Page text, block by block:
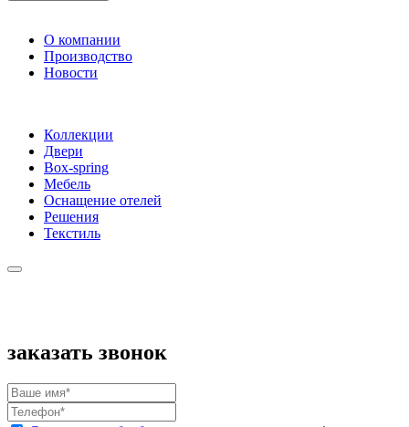
О компании
Производство
Новости
Коллекции
Двери
Box-spring
Мебель
Оснащение отелей
Решения
Текстиль
заказать звонок